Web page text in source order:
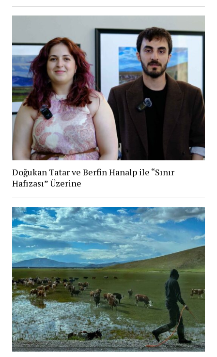
Doğukan Tatar ve Berfin Hanalp ile “Sınır
Hafızası” Üzerine